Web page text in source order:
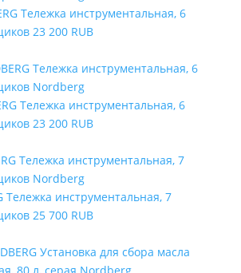
Тележка инструментальная, 6
23 200 RUB
Тележка инструментальная, 6
23 200 RUB
Тележка инструментальная, 7
25 700 RUB